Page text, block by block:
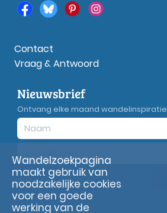
Contact
Vraag & Antwoord
Nieuwsbrief
Ontvang elke maand wandelinspiratie
Privacyverklaring
Wandelzoekpagina
maakt gebruik van
noodzakelijke cookies
voor een goede
werking van de